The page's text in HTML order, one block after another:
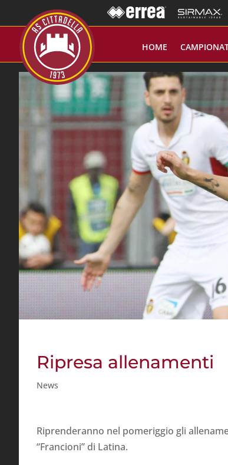
HOME
Ripresa allenamenti
News
Riprenderanno nel pomeriggio gli
“Francioni” di Latina.